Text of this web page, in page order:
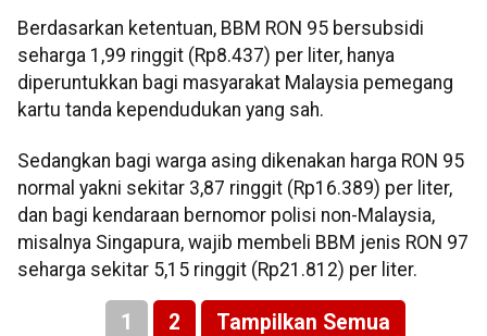
Berdasarkan ketentuan, BBM RON 95 bersubsidi
seharga 1,99 ringgit (Rp8.437) per liter, hanya
diperuntukkan bagi masyarakat Malaysia pemegang
kartu tanda kependudukan yang sah.
Sedangkan bagi warga asing dikenakan harga RON 95
normal yakni sekitar 3,87 ringgit (Rp16.389) per liter,
dan bagi kendaraan bernomor polisi non-Malaysia,
misalnya Singapura, wajib membeli BBM jenis RON 97
seharga sekitar 5,15 ringgit (Rp21.812) per liter.
1 2 Tampilkan Semua